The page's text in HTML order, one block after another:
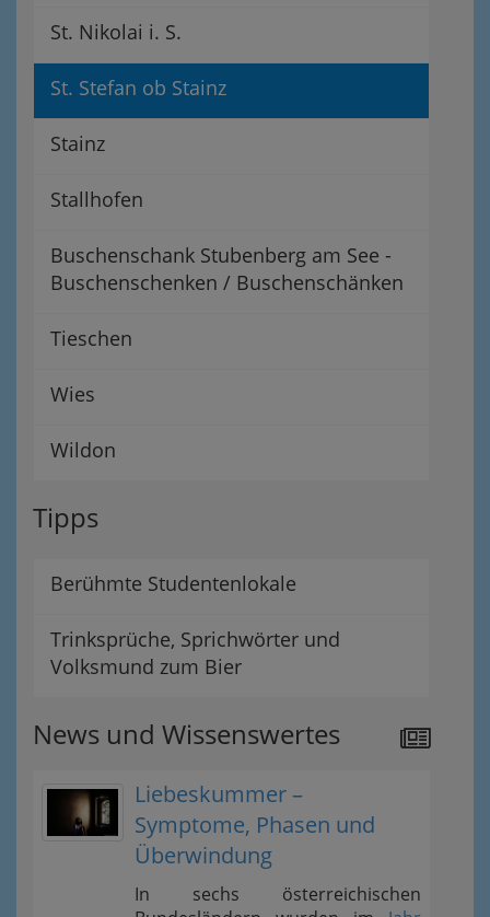
St. Nikolai i. S.
St. Stefan ob Stainz
Stainz
Stallhofen
Buschenschank Stubenberg am See -
Buschenschenken / Buschenschänken
Tieschen
Wies
Wildon
Tipps
Berühmte Studentenlokale
Trinksprüche, Sprichwörter und
Volksmund zum Bier
News und Wissenswertes
Liebeskummer –
Symptome, Phasen und
Überwindung
In sechs österreichischen